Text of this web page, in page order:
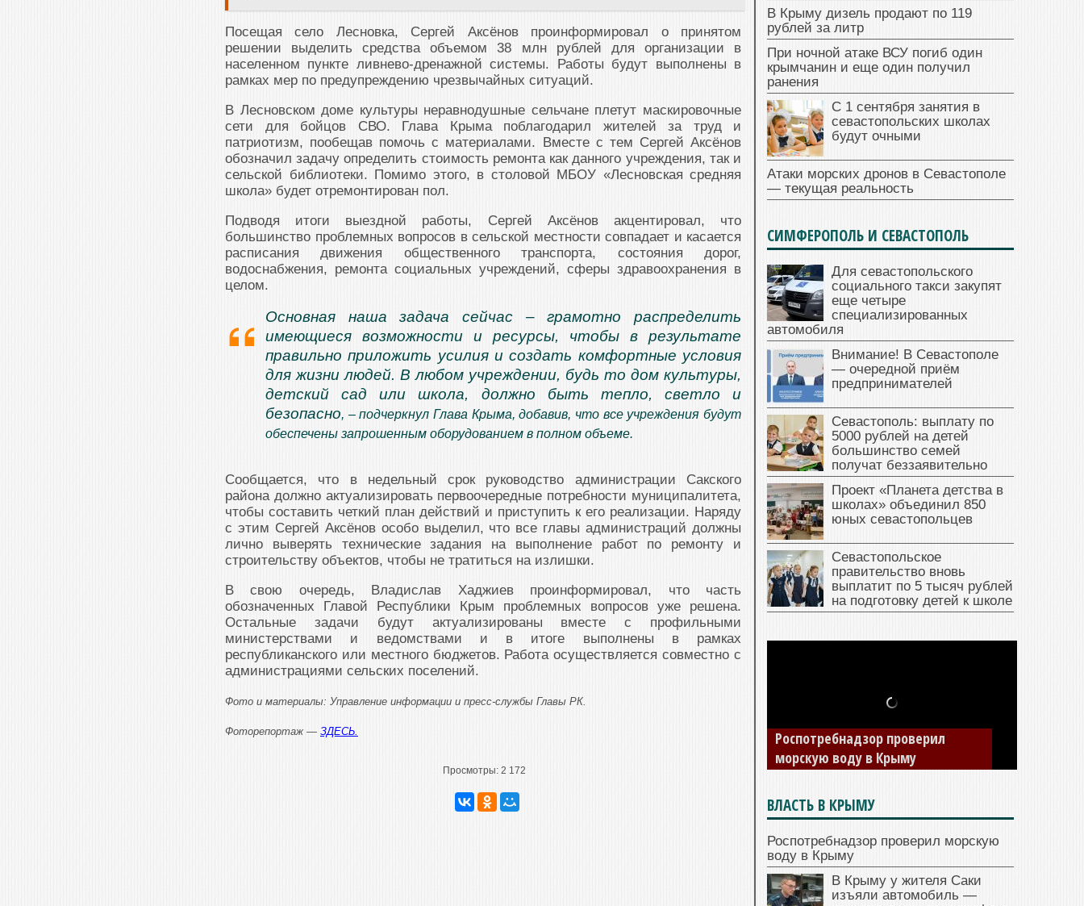
Посещая село Лесновка, Сергей Аксёнов проинформировал о принятом
решении выделить средства объемом 38 млн рублей для организации в
населенном пункте ливнево-дренажной системы. Работы будут выполнены в
рамках мер по предупреждению чрезвычайных ситуаций.
В Лесновском доме культуры неравнодушные сельчане плетут маскировочные
сети для бойцов СВО. Глава Крыма поблагодарил жителей за труд и
патриотизм, пообещав помочь с материалами. Вместе с тем Сергей Аксёнов
обозначил задачу определить стоимость ремонта как данного учреждения, так и
сельской библиотеки. Помимо этого, в столовой МБОУ «Лесновская средняя
школа» будет отремонтирован пол.
Подводя итоги выездной работы, Сергей Аксёнов акцентировал, что
большинство проблемных вопросов в сельской местности совпадает и касается
расписания движения общественного транспорта, состояния дорог,
водоснабжения, ремонта социальных учреждений, сферы здравоохранения в
целом.
Основная наша задача сейчас – грамотно распределить
имеющиеся возможности и ресурсы, чтобы в результате
правильно приложить усилия и создать комфортные условия
для жизни людей. В любом учреждении, будь то дом культуры,
детский сад или школа, должно быть тепло, светло и
безопасно, – подчеркнул Глава Крыма, добавив, что все учреждения будут
обеспечены запрошенным оборудованием в полном объеме.
Сообщается, что в недельный срок руководство администрации Сакского
района должно актуализировать первоочередные потребности муниципалитета,
чтобы составить четкий план действий и приступить к его реализации. Наряду
с этим Сергей Аксёнов особо выделил, что все главы администраций должны
лично выверять технические задания на выполнение работ по ремонту и
строительству объектов, чтобы не тратиться на излишки.
В свою очередь, Владислав Хаджиев проинформировал, что часть
обозначенных Главой Республики Крым проблемных вопросов уже решена.
Остальные задачи будут актуализированы вместе с профильными
министерствами и ведомствами и в итоге выполнены в рамках
республиканского или местного бюджетов. Работа осуществляется совместно с
администрациями сельских поселений.
Фото и материалы: Управление информации и пресс-службы Главы РК.
Фоторепортаж — ЗДЕСЬ.
Просмотры: 2 172
В Крыму дизель продают по 119
рублей за литр
При ночной атаке ВСУ погиб один
крымчанин и еще один получил
ранения
С 1 сентября занятия в
севастопольских школах
будут очными
Атаки морских дронов в Севастополе
— текущая реальность
СИМФЕРОПОЛЬ И СЕВАСТОПОЛЬ
Для севастопольского
социального такси закупят
еще четыре
специализированных
автомобиля
Внимание! В Севастополе
— очередной приём
предпринимателей
Севастополь: выплату по
5000 рублей на детей
большинство семей
получат беззаявительно
Проект «Планета детства в
школах» объединил 850
юных севастопольцев
Севастопольское
правительство вновь
выплатит по 5 тысяч рублей
на подготовку детей к школе
Роспотребнадзор проверил
морскую воду в Крыму
ВЛАСТЬ В КРЫМУ
Роспотребнадзор проверил морскую
воду в Крыму
В Крыму у жителя Саки
изъяли автомобиль —